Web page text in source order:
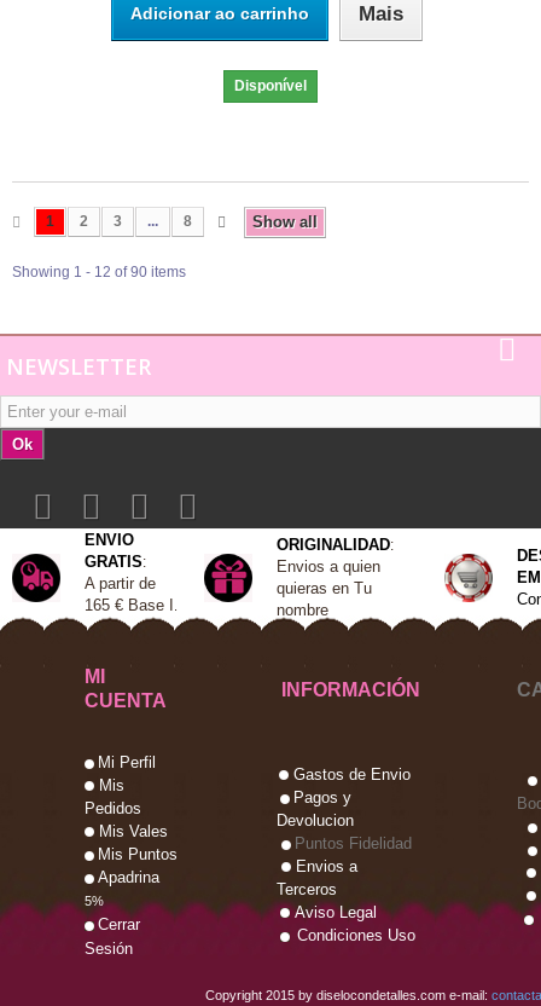
Adicionar ao carrinho Mais
Disponível
Show all
1 2 3 ... 8
Showing 1 - 12 of 90 items
NEWSLETTER
Ok
ENVIO
GRATIS:
Apartir de
165 € Base I
ORIGINALIDAD:
Envios a quien
quieras en Tu
nombre
MI
CUENTA
INFORMACIÓN
Mi Perfil
Mis
Pedidos
Mis Vales
Mis Puntos
Apadrina
5%
Cerrar
Sesión
Gastos de Envio
Pagos y
Devolucion
Puntos Fidelidad
Envios a
Terceros
Aviso Legal
Condiciones Uso
Copyright 2015 by diselocondetalles.com e-mail: